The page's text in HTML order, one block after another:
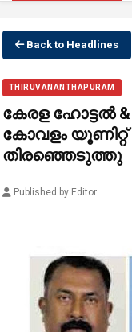
Back to Headlines
THIRUVANANTHAPURAM
കേരള ഹോട്ടൽ
കോവളം യൂണിറ്റ്
തിരഞ്ഞെടുത്തു
Published by Editor